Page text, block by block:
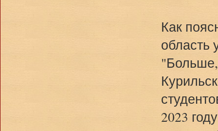
Как
область
2023